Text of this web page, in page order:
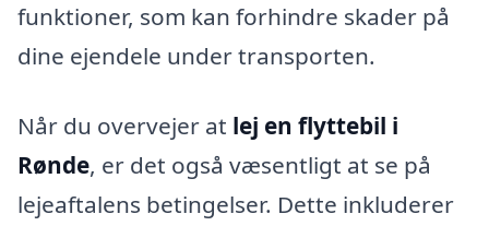
funktioner, som kan forhindre skader på
dine ejendele under transporten.
Når du overvejer at lej en flyttebil i
Rønde, er det også væsentligt at se på
lejeaftalens betingelser. Dette inkluderer